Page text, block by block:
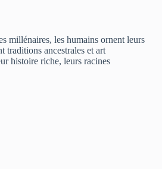
millénaires, les humains ornent leurs
traditions ancestrales et art
histoire riche, leurs racines